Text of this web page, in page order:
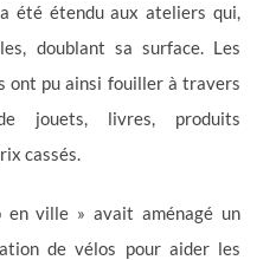
été étendu aux ateliers qui,
doublant sa surface. Les
ont pu ainsi fouiller à travers
jouets, livres, produits
cassés.
en ville » avait aménagé un
de vélos pour aider les